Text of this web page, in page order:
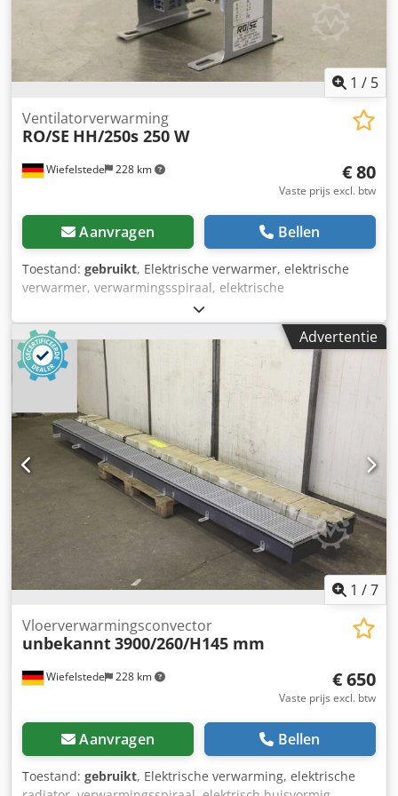
leveringsomvang weer. Betalingsvoorwaarden: Prijzen
exclusief wettelijke btw, betaling voor afhalen of
verzending. Leveringsvoorwaarden: af locatie.
1 / 5
Wiefelstede 228 km
Ventilatorverwarming
RO/SE HH/250s 250 W
€ 80
Vaste prijs excl. btw
Aanvragen Bellen
Toestand: gebruikt, Elektrische verwarmer, elektrische
verwarmer, verwarmingsspiraal, elektrische
buisverwarming, aanraakbare halfgeleiderverwarming,
schakelkastverwarming, ventilatorkachel,
ventilatorverwarming, schakelkastventilator -Fabrikant:
RO/SE luchtverhitter/schakelkastverwarmer -Type: HH/250s
Dcsdjf Sxbujpfx Alrjk -Power: 250 watt -Voltage: 220-240 V -
Afmetingen: 115/120/H170 mm -Gewicht: 1.3 kg
Advertentie
1 /7
Wiefelstede 228 km
Vloerverwarmingsconvector
unbekannt3900/260/H145 mm
€ 650
Vaste prijs excl. btw
Aanvragen Bellen
Toestand: gebruikt, Elektrische verwarming, elektrische